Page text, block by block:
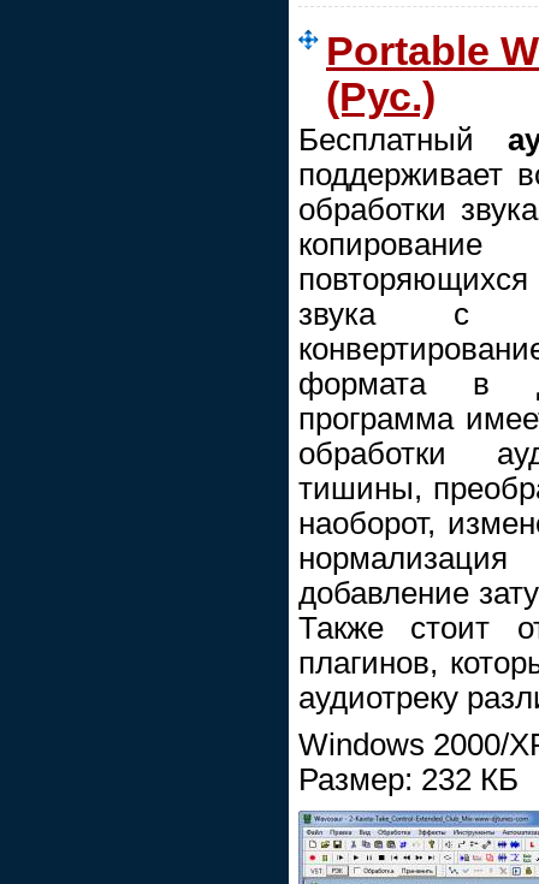
Portable
(Рус.)
Бесплатный
поддерживает
обработки
повторяющихся
звука с
формата в
программа
обработки
тишины,
наоборот,
добавление
Также стоит
плагинов,
аудиотреку
Windows 2000/
Размер: 232 КБ